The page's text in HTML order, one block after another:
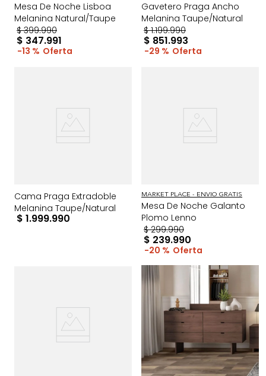
Mesa De Noche Lisboa
Melanina Natural/Taupe
$ 399.990
$ 347.991
13 %
Gavetero Praga Ancho
Melanina Taupe/Natural
$ 1.199.990
$ 851.993
29 %
Cama Praga Extradoble
Melanina Taupe/Natural
$ 1.999.990
MARKET PLACE - ENVIO GRATIS
Mesa De Noche Galanto
Plomo Lenno
$ 299.990
$ 239.990
20 %